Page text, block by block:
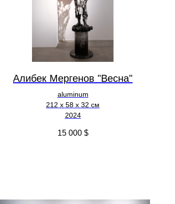
Алибек Мергенов "Весна"
aluminum
212 х 58 х 32 см
2024
15 000 $